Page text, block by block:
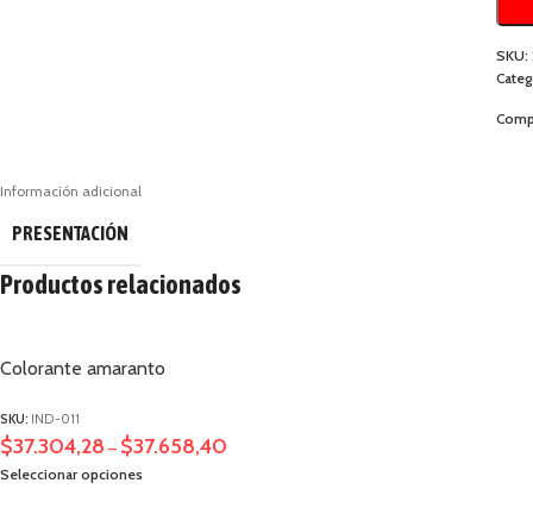
SKU:
Información adicional
PRESENTACIÓN
Productos relacionados
Colorante amaranto
SKU: IND-011
$37.304,28 – $37.658,40
Seleccionar opciones